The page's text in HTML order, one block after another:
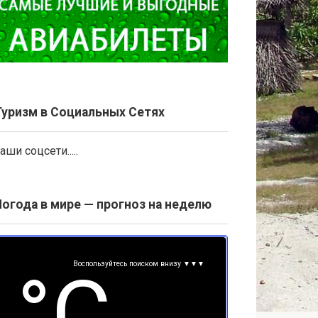
в Социальных Сетях
соцсети.....
в мире — прогноз на неделю
Воспользуйтесь поиском внизу ▼▼▼